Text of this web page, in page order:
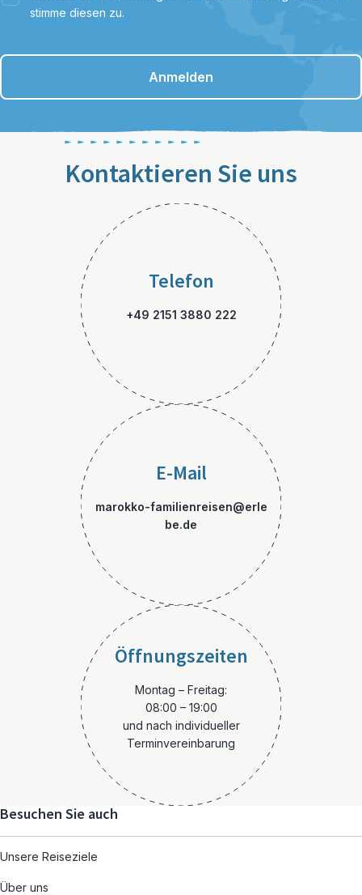
stimme diesen zu.
Anmelden
Kontaktieren Sie uns
Telefon
+49 2151 3880 222
E-Mail
marokko-familienreisen@erle
be.de
Öffnungszeiten
Montag – Freitag:
08:00 – 19:00
und nach individueller
Terminvereinbarung
Besuchen Sie auch
Unsere Reiseziele
Über uns